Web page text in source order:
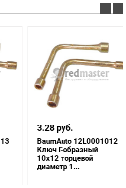
3.28 руб.
BaumAuto 12L0001012
Ключ Г-образный
10х12 торцевой
диаметр 1...